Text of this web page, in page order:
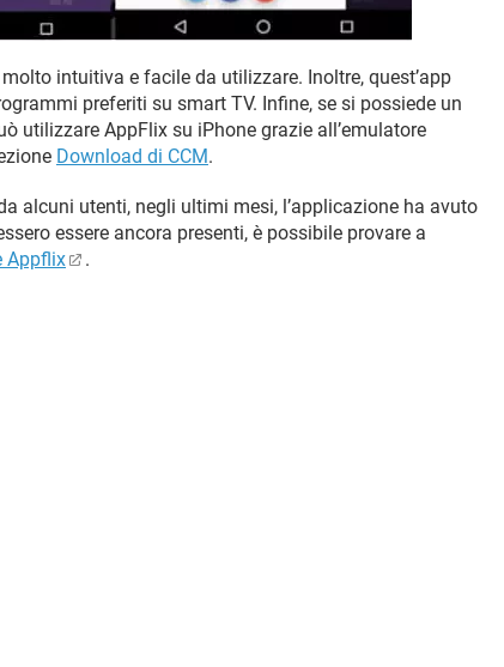
intuitiva e facile da utilizzare. Inoltre, quest’app
preferiti su smart TV. Infine, se si possiede un
utilizzare AppFlix su iPhone grazie all’emulatore
Download di CCM.
alcuni utenti, negli ultimi mesi, l’applicazione ha avuto
essere ancora presenti, è possibile provare a
Appflix .